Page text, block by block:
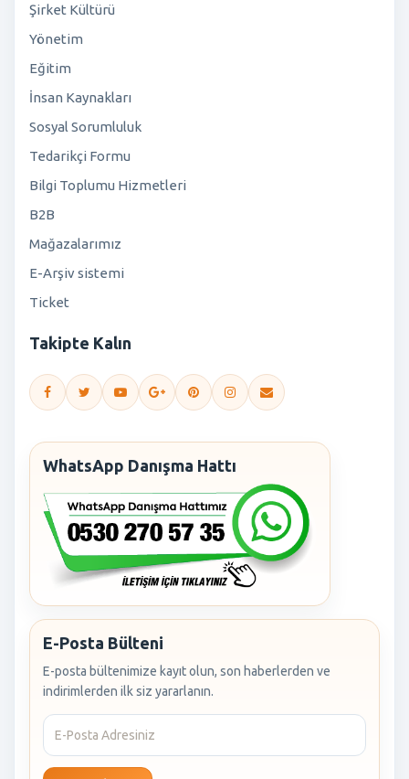
Şirket Kültürü
Yönetim
Eğitim
İnsan Kaynakları
Sosyal Sorumluluk
Tedarikçi Formu
Bilgi Toplumu Hizmetleri
B2B
Mağazalarımız
E-Arşiv sistemi
Ticket
Takipte Kalın
WhatsApp Danışma Hattı
E-Posta Bülteni
E-posta bültenimize kayıt olun, son haberlerden ve
indirimlerden ilk siz yararlanın.